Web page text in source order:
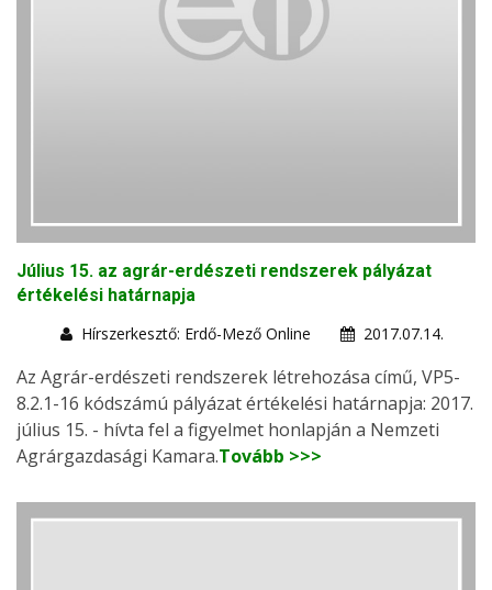
Július 15. az agrár-erdészeti rendszerek pályázat
értékelési határnapja
Hírszerkesztő: Erdő-Mező Online
2017.07.14.
Az Agrár-erdészeti rendszerek létrehozása című, VP5-
8.2.1-16 kódszámú pályázat értékelési határnapja: 2017.
július 15. - hívta fel a figyelmet honlapján a Nemzeti
Agrárgazdasági Kamara.Tovább >>>